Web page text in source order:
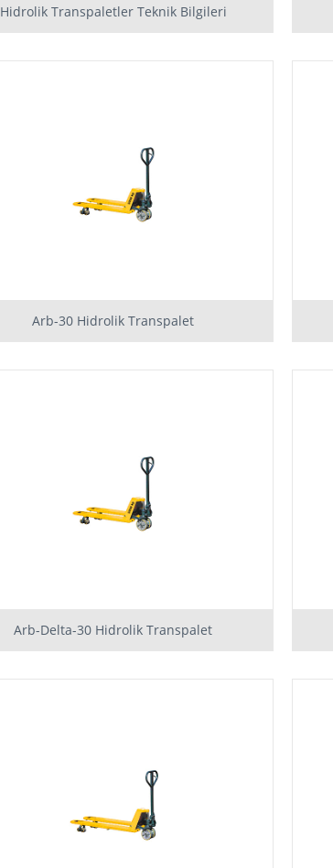
Hidrolik Transpaletler Teknik Bilgileri
Arb-30 Hidrolik Transpalet
Arb-Delta-30 Hidrolik Transpalet